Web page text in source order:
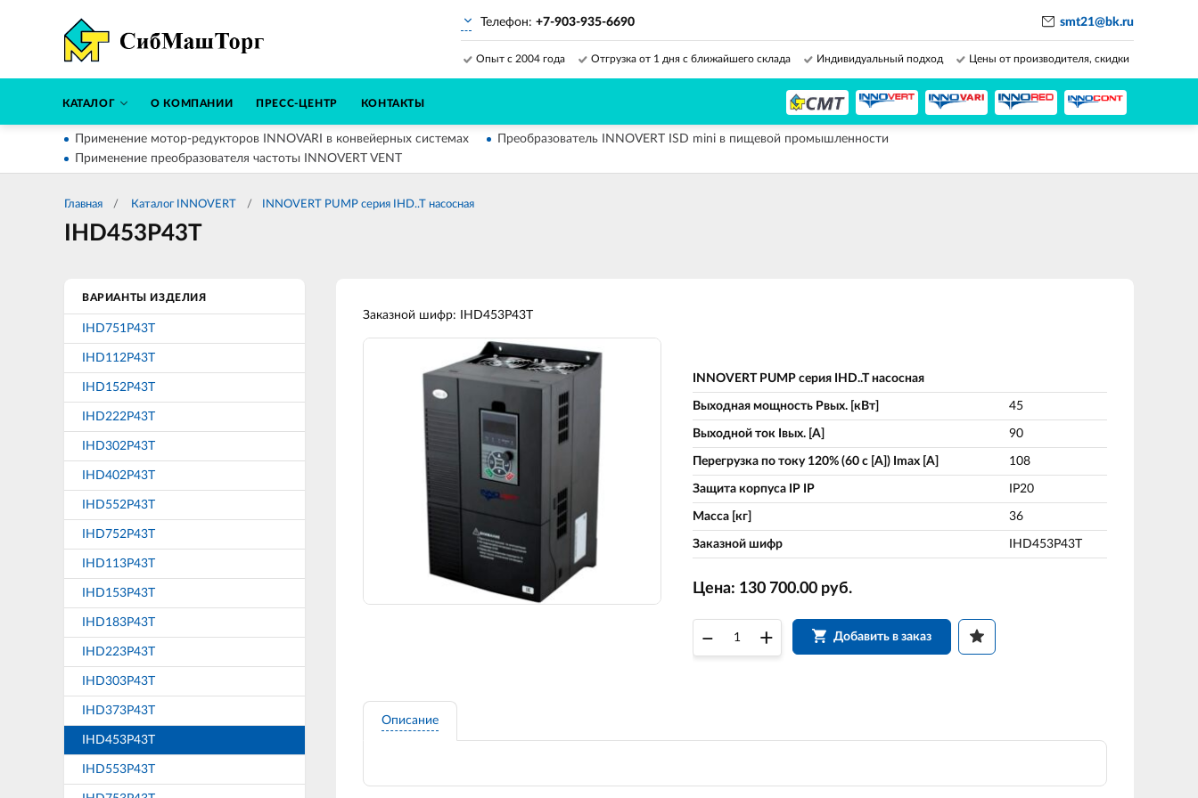
Телефон: +7-903-935-6690
Опыт с 2004 года Отгрузка от 1 дня с ближайшего склада Индивидуальный подход Цены от производителя, скидки
КАТАЛОГ О КОМПАНИИ ПРЕСС-ЦЕНТР КОНТАКТЫ
smt21@bk.ru
Применение мотор-редукторов INNOVARI в конвейерных системах
Преобразователь INNOVERT ISD mini в пищевой промышленности
Применение преобразователя частоты INNOVERT VENT
Главная Каталог INNOVERT INNOVERT PUMP серия IHD..T насосная
IHD453P43T
ВАРИАНТЫ ИЗДЕЛИЯ
IHD751P43T
IHD112P43T
IHD152P43T
IHD222P43T
IHD302P43T
IHD402P43T
IHD552P43T
IHD752P43T
IHD113P43T
IHD153P43T
IHD183P43T
IHD223P43T
IHD303P43T
IHD373P43T
IHD453P43T
IHD553P43T
Заказной шифр: IHD453P43T
INNOVERT PUMP серия IHD..T насосная
Выходная мощность Pвых. [кВт] 45
Выходной ток Iвых. [A] 90
Перегрузка по току 120% (60 c [A]) Imax [A] 108
Защита корпуса IP IP IP20
Масса [кг] 36
Заказной шифр IHD453P43T
Цена: 130 700.00 руб.
– + Добавить в заказ
Описание